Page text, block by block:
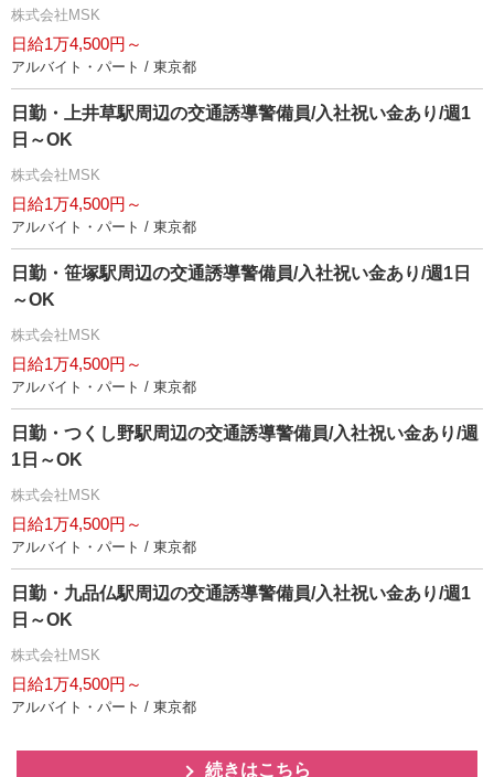
株式会社MSK
日給1万4,500円～
アルバイト・パート / 東京都
日勤・上井草駅周辺の交通誘導警備員/入社祝い金あり/週1
日～OK
株式会社MSK
日給1万4,500円～
アルバイト・パート / 東京都
日勤・笹塚駅周辺の交通誘導警備員/入社祝い金あり/週1日
～OK
株式会社MSK
日給1万4,500円～
アルバイト・パート / 東京都
日勤・つくし野駅周辺の交通誘導警備員/入社祝い金あり/週
1日～OK
株式会社MSK
日給1万4,500円～
アルバイト・パート / 東京都
日勤・九品仏駅周辺の交通誘導警備員/入社祝い金あり/週1
日～OK
株式会社MSK
日給1万4,500円～
アルバイト・パート / 東京都
続きはこちら